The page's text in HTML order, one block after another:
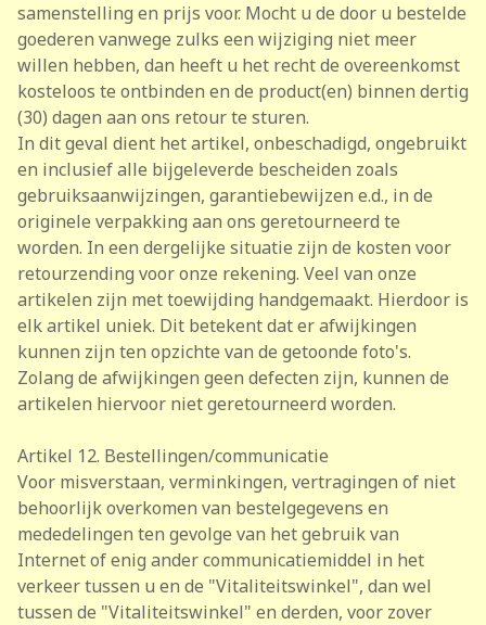
samenstelling en prijs voor. Mocht u de door u bestelde
goederen vanwege zulks een wijziging niet meer
willen hebben, dan heeft u het recht de overeenkomst
kosteloos te ontbinden en de product(en) binnen dertig
(30) dagen aan ons retour te sturen.
In dit geval dient het artikel, onbeschadigd, ongebruikt
en inclusief alle bijgeleverde bescheiden zoals
gebruiksaanwijzingen, garantiebewijzen e.d., in de
originele verpakking aan ons geretourneerd te
worden. In een dergelijke situatie zijn de kosten voor
retourzending voor onze rekening. Veel van onze
artikelen zijn met toewijding handgemaakt. Hierdoor is
elk artikel uniek. Dit betekent dat er afwijkingen
kunnen zijn ten opzichte van de getoonde foto's.
Zolang de afwijkingen geen defecten zijn, kunnen de
artikelen hiervoor niet geretourneerd worden.
Artikel 12. Bestellingen/communicatie
Voor misverstaan, verminkingen, vertragingen of niet
behoorlijk overkomen van bestelgegevens en
mededelingen ten gevolge van het gebruik van
Internet of enig ander communicatiemiddel in het
verkeer tussen u en de "Vitaliteitswinkel", dan wel
tussen de "Vitaliteitswinkel" en derden, voor zover